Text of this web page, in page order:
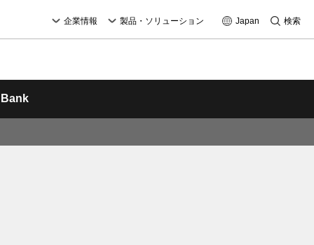
企業情報 製品・ソリューション Japan 検索